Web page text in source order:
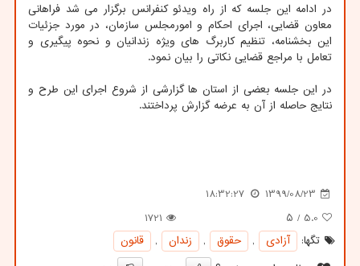
در ادامه این جلسه که از راه ویدئو کنفرانس برگزار می شد فراهانی
معاون قضایی، اجرای احکام و امورمجلس سازمان، در مورد جزئیات
این بخشنامه، تنظیم کاربرگ های ویژه زندانیان و نحوه پیگیری و
تعامل با مراجع قضایی نکاتی را بیان نمود.
در این جلسه بعضی از استان ها گزارشی از شروع اجرای این طرح و
نتایج حاصله از آن به عرضه گزارش پرداختند.
1399/08/23
18:32:27
5.0 / ۵
1721
تگها:
آزادی , حقوق , زندان ,
قانون